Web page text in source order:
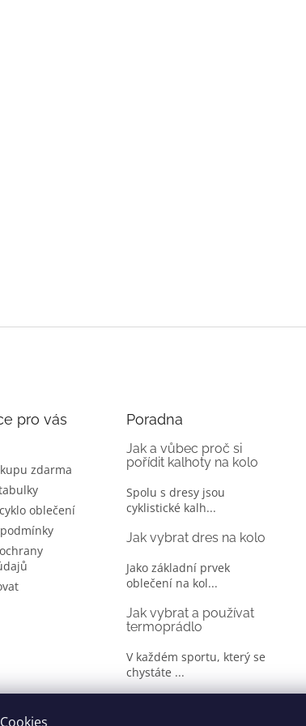
pro vás
zdarma
oblečení
Poradna
Jak a vůbec proč si
pořídit kalhoty na kolo
Spolu s dresy jsou
cyklistické kalh...
Jak vybrat dres na kolo
Jako základní prvek
oblečení na kol...
Jak vybrat a používat
termoprádlo
V každém sportu, který se
chystáte ...